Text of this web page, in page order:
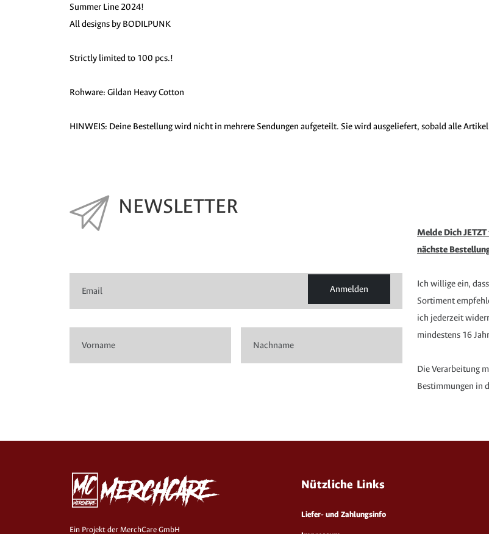
Summer Line 2024!
All designs by BODILPUNK
Strictly limited to 100 pcs.!
Rohware: Gildan Heavy Cotton
HINWEIS: Deine Bestellung wird nicht in mehrere Sendungen aufgeteilt. Sie wird ausgeliefert, sobald alle
NEWSLETTER
Anmelden
Melde Dich
nächste
Ich willige ein,
Sortiment
ich jederzeit
mindestens 16
Die Verarbeitung
Bestimmungen in
Ein Projekt der MerchCare GmbH
Nützliche Links
Liefer- und Zahlungsinfo